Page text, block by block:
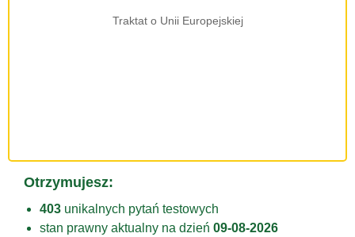
Traktat o Unii Europejskiej
Otrzymujesz:
403 unikalnych pytań testowych
stan prawny aktualny na dzień 09-08-2026